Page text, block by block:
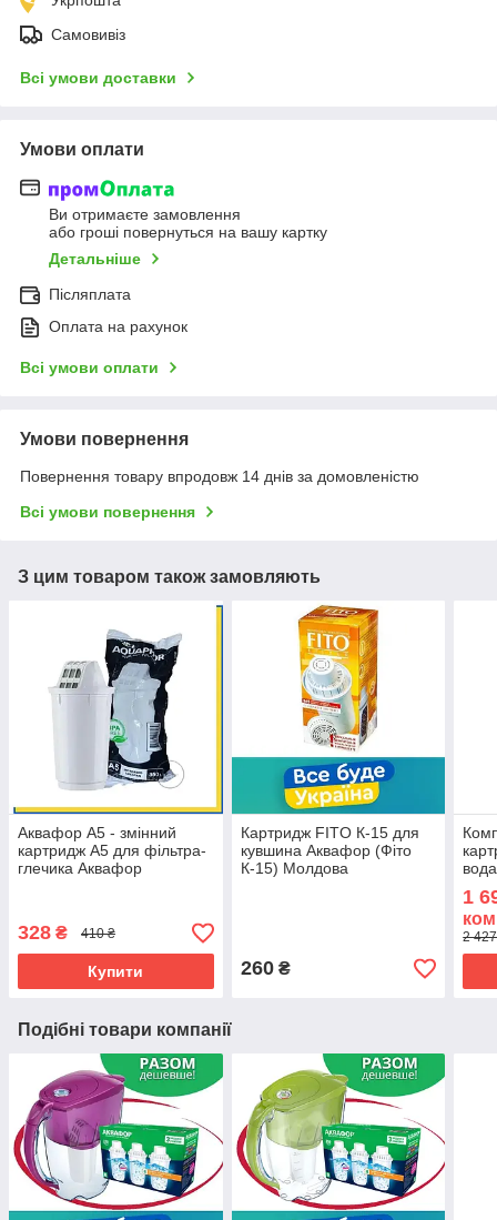
Самовивіз
Всі умови доставки
Умови оплати
Ви отримаєте замовлення
або гроші повернуться на вашу картку
Детальніше
Післяплата
Оплата на рахунок
Всі умови оплати
Умови повернення
Повернення товару впродовж 14 днів за домовленістю
Всі умови повернення
З цим товаром також замовляють
Аквафор А5 - змінний
картридж A5 для фільтра-
глечика Аквафор
328 ₴ 410 ₴
Купити
Картридж FITO К-15 для
кувшина Аквафор (Фіто
К-15) Молдова
260₴
12
1
2
Подібні товари компанії